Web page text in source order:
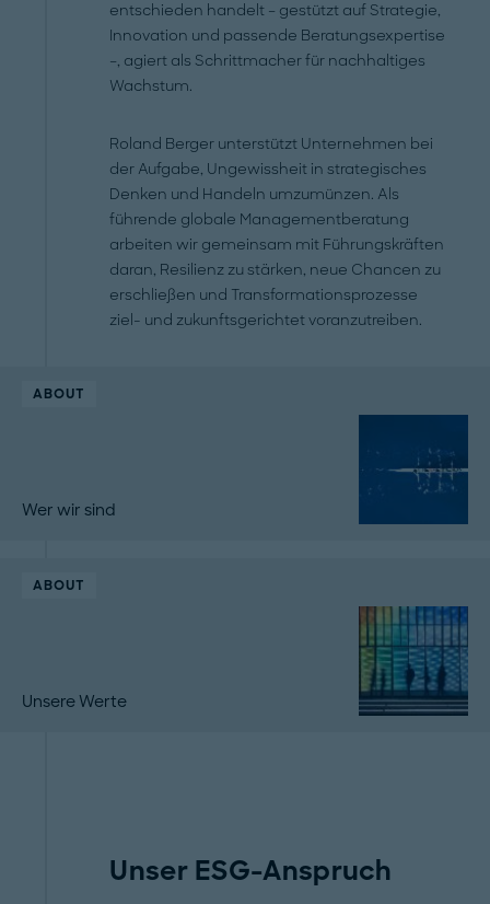
entschieden handelt – gestützt auf Strategie,
Innovation und passende Beratungsexpertise
–, agiert als Schrittmacher für nachhaltiges
Wachstum.
Roland Berger unterstützt Unternehmen bei
der Aufgabe, Ungewissheit in strategisches
Denken und Handeln umzumünzen. Als
führende globale Managementberatung
arbeiten wir gemeinsam mit Führungskräften
daran, Resilienz zu stärken, neue Chancen zu
erschließen und Transformationsprozesse
ziel- und zukunftsgerichtet voranzutreiben.
ABOUT
Wer wir sind
ABOUT
Unsere Werte
Unser ESG-Anspruch